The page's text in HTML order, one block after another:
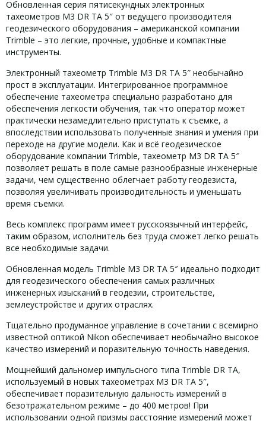
Обновленная серия пятисекундных электронных
тахеометров M3 DR TA 5″ от ведущего производителя
геодезического оборудования – американской компании
Trimble – это легкие, прочные, удобные и компактные
инструменты.
Электронный тахеометр Trimble M3 DR TA 5″ необычайно
прост в эксплуатации. Интегрированное программное
обеспечение тахеометра специально разработано для
обеспечения легкости обучения, так что оператор может
практически незамедлительно приступать к съемке, а
впоследствии использовать полученные знания и умения при
переходе на другие модели. Как и всё геодезическое
оборудование компании Trimble, тахеометр M3 DR TA 5″
позволяет решать в поле самые разнообразные инженерные
задачи, чем существенно облегчает работу геодезиста,
позволяя увеличивать производительность и уменьшать
время съемки.
Весь комплекс программ имеет русскоязычный интерфейс,
таким образом, исполнитель без труда сможет легко решать
все необходимые задачи.
Обновленная модель Trimble M3 DR TA 5″ идеально подходит
для геодезического обеспечения самых различных
инженерных изысканий в геодезии, строительстве,
землеустройстве и других отраслях.
Тщательно продуманное управление в сочетании с всемирно
известной оптикой Nikon обеспечивает необычайно высокое
качество измерений и поразительную точность наведения.
Мощнейший дальномер импульсного типа Trimble DR TA,
используемый в новых тахеометрах M3 DR TA 5″,
обеспечивает поразительную дальность измерений в
безотражательном режиме – до 400 метров! При
использовании одной призмы расстояние измерений может